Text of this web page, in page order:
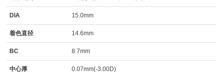
DIA 15.0mm
着色直径 14.6mm
BC 8.7mm
中心厚 0.07mm(-3.00D)